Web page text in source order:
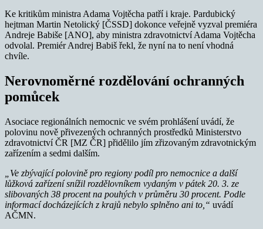
Ke kritikům ministra Adama Vojtěcha patří i kraje. Pardubický
hejtman Martin Netolický [ČSSD] dokonce veřejně vyzval premiéra
Andreje Babiše [ANO], aby ministra zdravotnictví Adama Vojtěcha
odvolal. Premiér Andrej Babiš řekl, že nyní na to není vhodná
chvíle.
Nerovnoměrné rozdělování ochranných
pomůcek
Asociace regionálních nemocnic ve svém prohlášení uvádí, že
polovinu nově přivezených ochranných prostředků Ministerstvo
zdravotnictví ČR [MZ ČR] přidělilo jím zřizovaným zdravotnickým
zařízením a sedmi dalším.
„Ve zbývající polovině pro regiony podíl pro nemocnice a další
lůžková zařízení snížil rozdělovníkem vydaným v pátek 20. 3. ze
slibovaných 38 procent na pouhých v průměru 30 procent. Podle
informací docházejících z krajů nebylo splněno ani to,“ uvádí
AČMN.